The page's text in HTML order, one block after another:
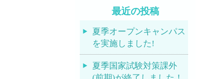
最近の投稿
夏季オープンキャンパス
を実施しました!
夏季国家試験対策課外